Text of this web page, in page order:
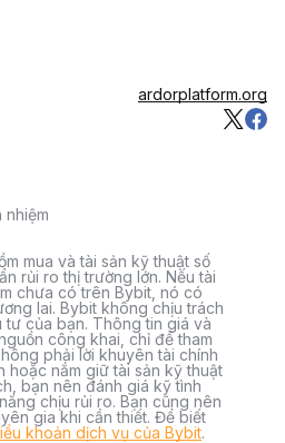
ardorplatform.org
nhiệm
mua và tài sản kỹ thuật số
rủi ro thị trường lớn. Nếu tài
chưa có trên Bybit, nó có
lai. Bybit không chịu trách
tư của bạn. Thông tin giá và
công khai, chỉ để tham
phải lời khuyên tài chính
hoặc nắm giữ tài sản kỹ thuật
bạn nên đánh giá kỹ tình
chịu rủi ro. Bạn cũng nên
gia khi cần thiết. Để biết
khoản dịch vụ của Bybit.